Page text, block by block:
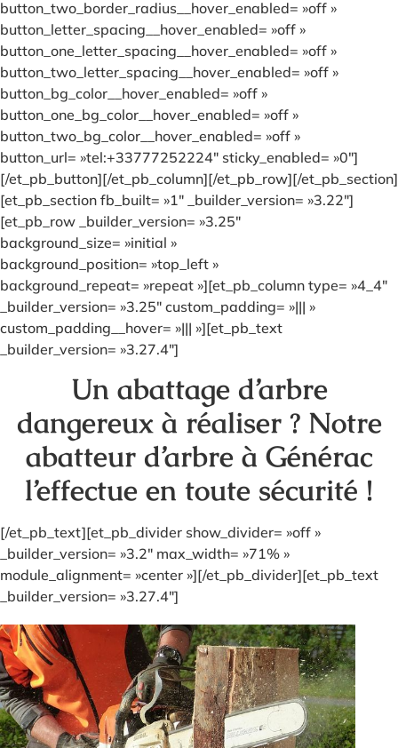
button_two_border_radius__hover_enabled= »off »
button_letter_spacing__hover_enabled= »off »
button_one_letter_spacing__hover_enabled= »off »
button_two_letter_spacing__hover_enabled= »off »
button_bg_color__hover_enabled= »off »
button_one_bg_color__hover_enabled= »off »
button_two_bg_color__hover_enabled= »off »
button_url= »tel:+33777252224″ sticky_enabled= »0″]
[/et_pb_button][/et_pb_column][/et_pb_row][/et_pb_section]
[et_pb_section fb_built= »1″ _builder_version= »3.22″]
[et_pb_row _builder_version= »3.25″
background_size= »initial »
background_position= »top_left »
background_repeat= »repeat »][et_pb_column type= »4_4″
_builder_version= »3.25″ custom_padding= »||| »
custom_padding__hover= »||| »][et_pb_text
_builder_version= »3.27.4″]
Un abattage d’arbre
dangereux à réaliser ? Notre
abatteur d’arbre à Générac
l’effectue en toute sécurité !
[/et_pb_text][et_pb_divider show_divider= »off »
_builder_version= »3.2″ max_width= »71% »
module_alignment= »center »][/et_pb_divider][et_pb_text
_builder_version= »3.27.4″]